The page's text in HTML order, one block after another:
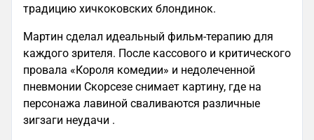
традицию хичкоковских блондинок.
Мартин сделал идеальный фильм-терапию для
каждого зрителя. После кассового и критического
провала «Короля комедии» и недолеченной
пневмонии Скорсезе снимает картину, где на
персонажа лавиной сваливаются различные
зигзаги неудачи .